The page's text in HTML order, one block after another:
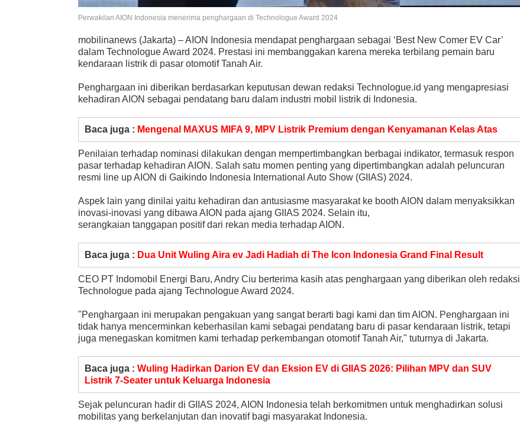
Perwakilan AION Indonesia menerima penghargaan di Technologue Award 2024
mobilinanews (Jakarta) – AION Indonesia mendapat penghargaan sebagai ‘Best New Comer EV Car’
dalam Technologue Award 2024. Prestasi ini membanggakan karena mereka terbilang pemain baru
kendaraan listrik di pasar otomotif Tanah Air.
Penghargaan ini diberikan berdasarkan keputusan dewan redaksi Technologue.id yang mengapresiasi
kehadiran AION sebagai pendatang baru dalam industri mobil listrik di Indonesia.
Baca juga : Mengenal MAXUS MIFA 9, MPV Listrik Premium dengan Kenyamanan Kelas Atas
Penilaian terhadap nominasi dilakukan dengan mempertimbangkan berbagai indikator, termasuk respon
pasar terhadap kehadiran AION. Salah satu momen penting yang dipertimbangkan adalah peluncuran
resmi line up AION di Gaikindo Indonesia International Auto Show (GIIAS) 2024.
Aspek lain yang dinilai yaitu kehadiran dan antusiasme masyarakat ke booth AION dalam menyaksikkan
inovasi-inovasi yang dibawa AION pada ajang GIIAS 2024. Selain itu,
serangkaian tanggapan positif dari rekan media terhadap AION.
Baca juga : Dua Unit Wuling Aira ev Jadi Hadiah di The Icon Indonesia Grand Final Result
CEO PT Indomobil Energi Baru, Andry Ciu berterima kasih atas penghargaan yang diberikan oleh redaksi
Technologue pada ajang Technologue Award 2024.
"Penghargaan ini merupakan pengakuan yang sangat berarti bagi kami dan tim AION. Penghargaan ini
tidak hanya mencerminkan keberhasilan kami sebagai pendatang baru di pasar kendaraan listrik, tetapi
juga menegaskan komitmen kami terhadap perkembangan otomotif Tanah Air," tuturnya di Jakarta.
Baca juga : Wuling Hadirkan Darion EV dan Eksion EV di GIIAS 2026: Pilihan MPV dan SUV
Listrik 7-Seater untuk Keluarga Indonesia
Sejak peluncuran hadir di GIIAS 2024, AION Indonesia telah berkomitmen untuk menghadirkan solusi
mobilitas yang berkelanjutan dan inovatif bagi masyarakat Indonesia.